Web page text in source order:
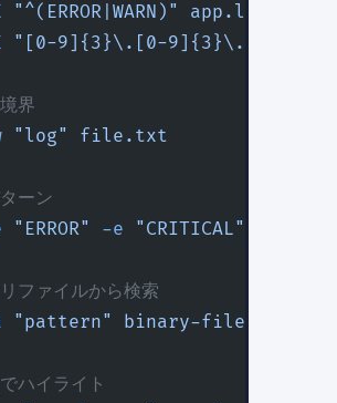
"^(ERROR|WARN)"
app.log
"[0-9]{3}\.[0-9]{3}\.[0-
界
"log" file.txt
ーン
"ERROR" -e "CRITICAL"
ファイルから検索
"pattern" binary-file
ハイライト